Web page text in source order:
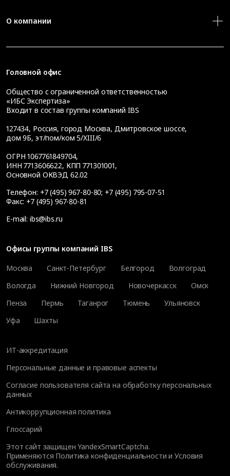
О компании
Головной офис
Общество с ограниченной ответственностью
«ИБС Экспертиза»
Входит в состав группы компаний IBS
127434, Россия, город Москва, Дмитровское шоссе,
дом 9Б, эт/пом/ком 5/XIII/6
ОГРН 1067761849704,
ИНН 7713606622, КПП 771301001,
Основной ОКВЭД 62.02
Телефон: +7 (495) 967-80-80; +7 (495) 795-07-51
Факс: +7 (495) 967-80-81
E-mail: ibs@ibs.ru
Офисы группы компаний IBS
Москва
Санкт-Петербург Белгород
Волгоград
Вологда
Нижний Новгород Новочеркасск
Омск
Пенза
Пермь Таганрог Тюмень
Ульяновск
Уфа
Шахты
ИТ-аккредитация
Персональные данные и правовые аспекты
Согласие пользователя сайта на обработку персональных
данных
Антикоррупционная политика
Глоссарий
Этот сайт защищен YandexSmartCaptcha.
Применяются Политика конфиденциальности иУсловия
обслуживания.